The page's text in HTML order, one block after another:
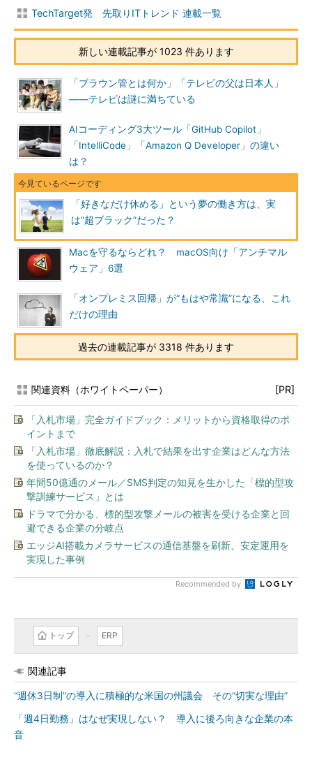
TechTarget発 先取りITトレンド 連載一覧
新しい連載記事が 1023 件あります
「ブラウン管とは何か」「テレビの父は日本人」
――テレビは謎に満ちている
AIコーディング3大ツール「GitHub Copilot」
「IntelliCode」「Amazon Q Developer」の違い
は？
「好きなだけ休める」という夢の働き方は、実
は“超ブラック”だった？
Macを守るならどれ？ macOS向け「アンチマル
ウェア」6選
「オンプレミス回帰」が“もはや常識”になる、これ
だけの理由
過去の連載記事が 3318 件あります
関連資料（ホワイトペーパー） [PR]
「入札市場」完全ガイドブック：メリットから資格取得のポ
イントまで
「入札市場」徹底解説：入札で結果を出す企業はどんな方法
を使っているのか？
年間50億通のメール／SMS判定の知見を生かした「標的型攻
撃訓練サービス」とは
ドラマで分かる、標的型攻撃メールの被害を受ける企業と回
避できる企業の分岐点
エッジAI搭載カメラサービスの通信基盤を刷新、安定運用を
実現した事例
Recommended by
トップ ERP
関連記事
“週休3日制”の導入に積極的な米国の州議会 その“切実な理由”
「週4日勤務」はなぜ実現しない？ 導入に後ろ向きな企業の本
音